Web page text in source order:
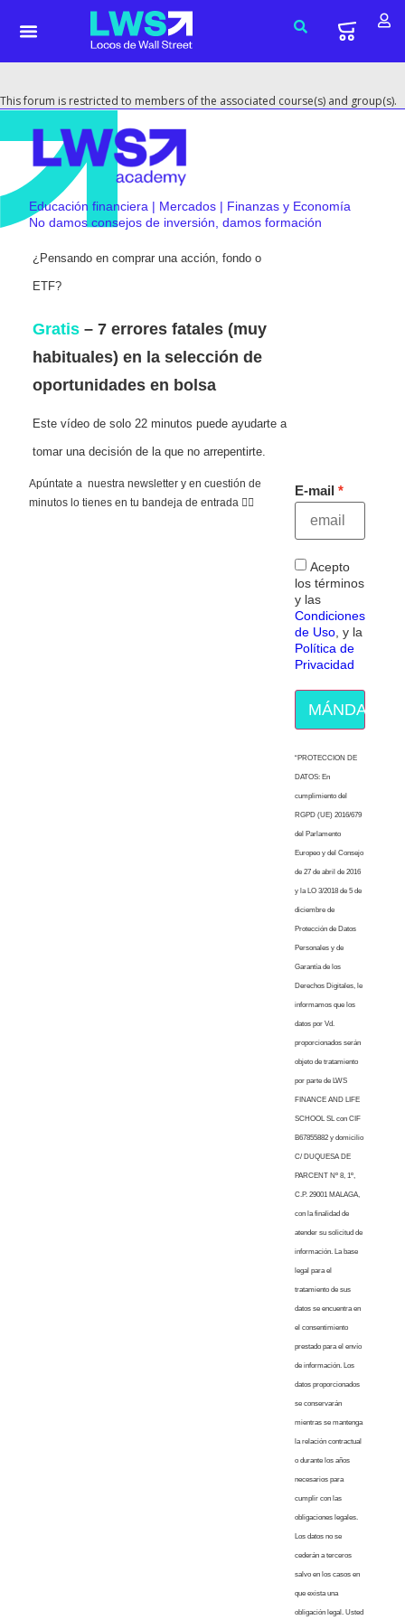
This forum is restricted to members of the associated course(s) and group(s).
Educación financiera | Mercados | Finanzas y Economía
No damos consejos de inversión, damos formación
¿Pensando en comprar una acción, fondo o
ETF?
Gratis – 7 errores fatales (muy
habituales) en la selección de
oportunidades en bolsa
Este vídeo de solo 22 minutos puede ayudarte a
tomar una decisión de la que no arrepentirte.
Apúntate a nuestra newsletter y en cuestión de
minutos lo tienes en tu bandeja de entrada 👇🏻
E-mail
Acepto
los términos
y las
Condiciones
de Uso, y la
Política de
Privacidad
MÁNDAME
“PROTECCION DE
DATOS: En
cumplimiento del
RGPD (UE) 2016/679
del Parlamento
Europeo y del Consejo
de 27 de abril de 2016
y la LO 3/2018 de 5 de
diciembre de
Protección de Datos
Personales y de
Garantía de los
Derechos Digitales, le
informamos que los
datos por Vd.
proporcionados serán
objeto de tratamiento
por parte de LWS
FINANCE AND LIFE
SCHOOL SL con CIF
B67855882 y domicilio
C/ DUQUESA DE
PARCENT Nº 8, 1º,
C.P. 29001 MALAGA,
con la finalidad de
atender su solicitud de
información. La base
legal para el
tratamiento de sus
datos se encuentra en
el consentimiento
prestado para el envío
de información. Los
datos proporcionados
se conservarán
mientras se mantenga
la relación contractual
o durante los años
necesarios para
cumplir con las
obligaciones legales.
Los datos no se
cederán a terceros
salvo en los casos en
que exista una
obligación legal. Usted